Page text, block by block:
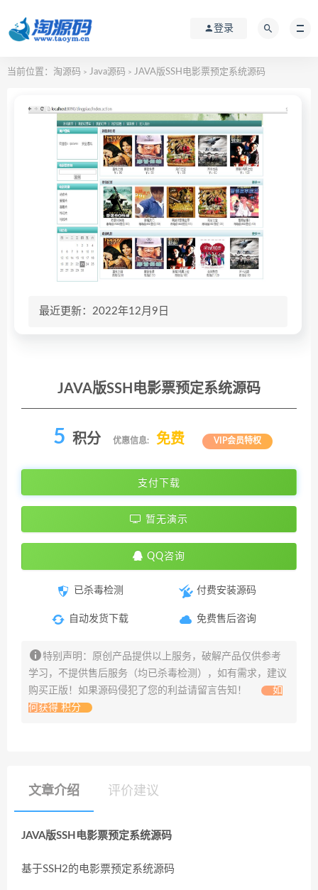
登录
当前位置： 淘源码 > Java源码 > JAVA版SSH电影票预定系统源码
最近更新：2022年12月9日
JAVA版SSH电影票预定系统源码
5 积分 优惠信息: 免费 VIP会员特权
支付下载
暂无演示
QQ咨询
已杀毒检测
自动发货下载
付费安装源码
免费售后咨询
特别声明：原创产品提供以上服务，破解产品仅供参考
学习，不提供售后服务（均已杀毒检测），如有需求，建议
购买正版！如果源码侵犯了您的利益请留言告知！
如
何获得 积分
文章介绍 评价建议
JAVA版SSH电影票预定系统源码
基于SSH2的电影票预定系统源码